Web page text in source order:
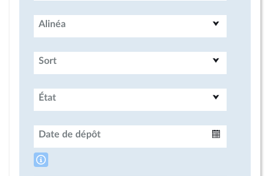
Alinéa
Sort
État
Date de dépôt